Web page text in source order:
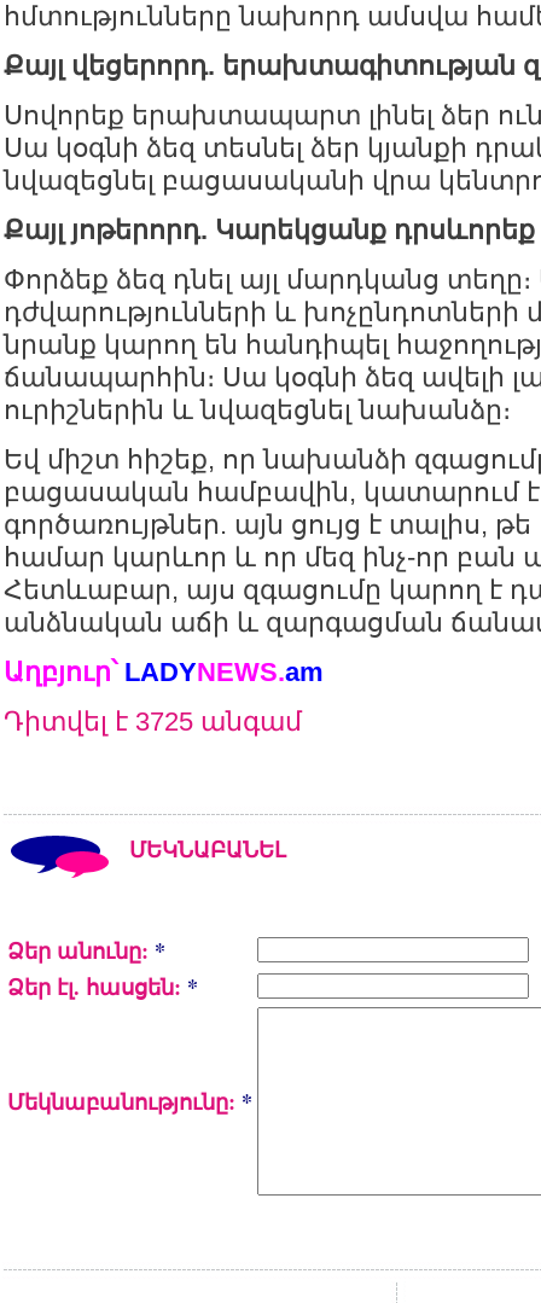
հմտությունները նախորդ ամսվա
Քայլ վեցերորդ. երախտագիտության
Սովորեք երախտապարտ լինել ձեր
Սա կօգնի ձեզ տեսնել ձեր կյանքի
նվազեցնել բացասականի վրա
Քայլ յոթերորդ. Կարեկցանք դրսևորեք
Փորձեք ձեզ դնել այլ մարդկանց
դժվարությունների և խոչընդոտների
նրանք կարող են հանդիպել
ճանապարհին։ Սա կօգնի ձեզ ավելի
ուրիշներին և նվազեցնել նախանձը։
Եվ միշտ հիշեք, որ նախանձի
բացասական համբավին, կատարում
գործառույթներ. այն ցույց է տալիս, թե
համար կարևոր և որ մեզ ինչ-որ բան
Հետևաբար, այս զգացումը կարող է
անձնական աճի և զարգացման
Աղբյուր՝ LADYNEWS.am
Դիտվել է 3725 անգամ
ՄԵԿՆԱԲԱՆԵԼ
Ձեր անունը: *
Ձեր էլ. հասցեն: *
Մեկնաբանությունը: *